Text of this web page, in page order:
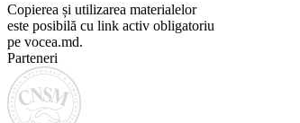
Copierea și utilizarea materialelor
este posibilă cu link activ obligatoriu
pe vocea.md.
Parteneri